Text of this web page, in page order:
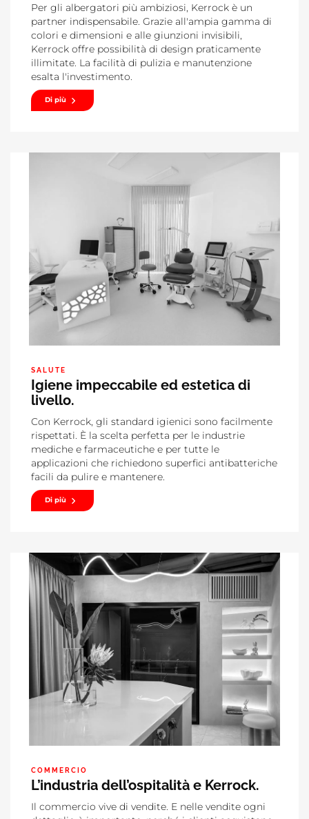
Per gli albergatori più ambiziosi, Kerrock è un
partner indispensabile. Grazie all'ampia gamma di
colori e dimensioni e alle giunzioni invisibili,
Kerrock offre possibilità di design praticamente
illimitate. La facilità di pulizia e manutenzione
esalta l'investimento.
Di più
SALUTE
Igiene impeccabile ed estetica di
livello.
Con Kerrock, gli standard igienici sono facilmente
rispettati. È la scelta perfetta per le industrie
mediche e farmaceutiche e per tutte le
applicazioni che richiedono superfici antibatteriche
facili da pulire e mantenere.
Di più
COMMERCIO
L’industria dell’ospitalità e Kerrock.
Il commercio vive di vendite. E nelle vendite ogni